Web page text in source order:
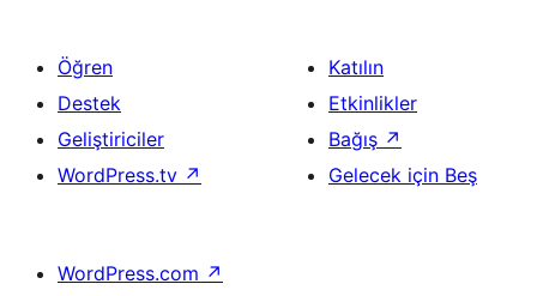
Öğren
Destek
Geliştiriciler
WordPress.tv ↗
Katılın
Etkinlikler
Bağış ↗
Gelecek için Beş
WordPress.com ↗